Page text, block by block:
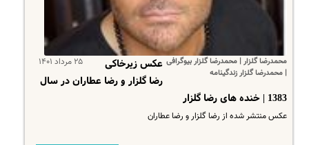
محمدرضا گلزار | محمدرضا گلزار بیوگرافی
| محمدرضا گلزار زندگینامه
۲۵ مرداد ۱۴۰۱
عکس زیرخاکی
رضا گلزار و رضا عطاران در سال
1383 | خنده های رضا گلزار
عکس منتشر شده از رضا گلزار و رضا عطاران